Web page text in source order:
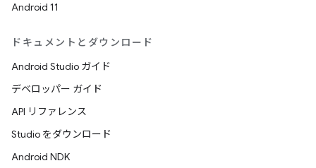
Android 11
ドキュメントとダウンロード
Android Studio ガイド
デベロッパー ガイド
API リファレンス
Studio をダウンロード
Android NDK